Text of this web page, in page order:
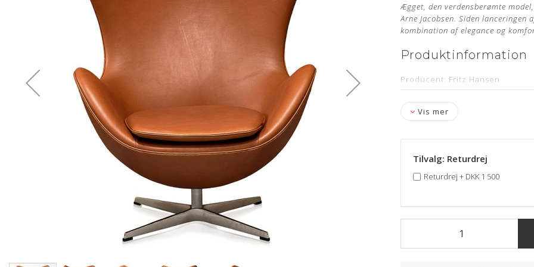
Ægget, den verdensberømte
Arne Jacobsen. Siden
kombination af elegance og
Produktinformation
Producent: Fritz Hansen
Model: Ægget med
Om læderet
Vis mer
Tilvalg: Returdrej
Returdrej + DKK 1 500